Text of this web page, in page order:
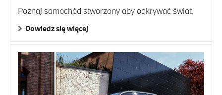
Poznaj samochód stworzony aby odkrywać świat.
Dowiedz się więcej